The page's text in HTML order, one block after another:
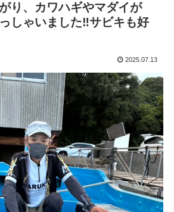
り、カワハギやマダイが
しゃいました‼︎サビキも好
2025.07.13